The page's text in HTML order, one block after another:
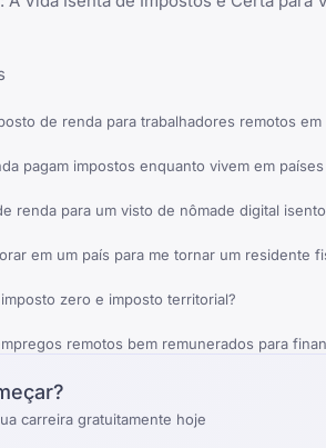
de renda para trabalhadores remotos em
pagam impostos enquanto vivem em
renda para um visto de nômade digital
em um país para me tornar um residente
zero e imposto territorial?
remotos bem remunerados para
carreira gratuitamente hoje